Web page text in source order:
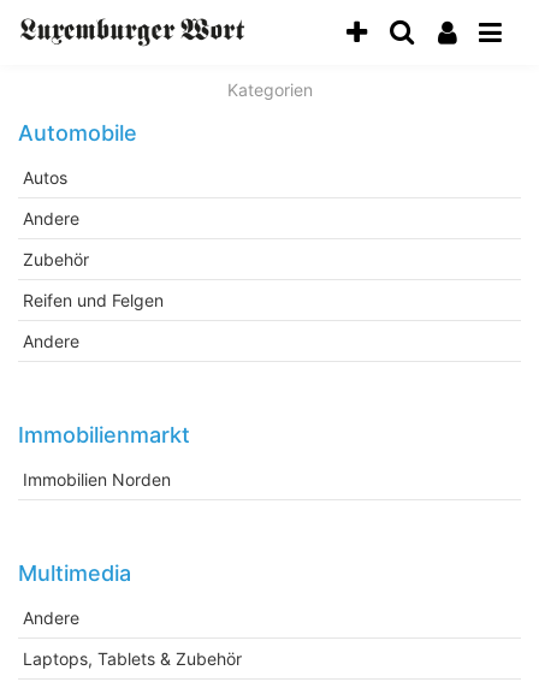
Kategorien
Automobile
Autos
Andere
Zubehör
Reifen und Felgen
Andere
Immobilienmarkt
Immobilien Norden
Multimedia
Andere
Laptops, Tablets & Zubehör